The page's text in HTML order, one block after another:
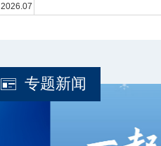
2026.07
专题新闻